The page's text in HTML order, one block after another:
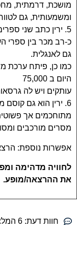
מושכת, דרמתית,
ומשמעותית, גם
5. ירין כתב שני
כ-רב מכר בין ספרי
גם לאנגלית.
כמו כן, פיתח ערכת
היום ב 75,000
עותקים ויש לה
6. ירין הוא גם
מתוחכמים אך
מסרים מורכבים
אפשרות נוספת:
לחוויה מדהימה
את ההרצאה/מופע.
חוות דעת: 6 המלצות